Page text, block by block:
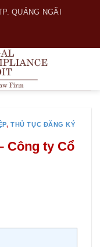
QUẢNG NGÃI
,THỦ TỤC ĐĂNG KÝ
Công ty Cổ